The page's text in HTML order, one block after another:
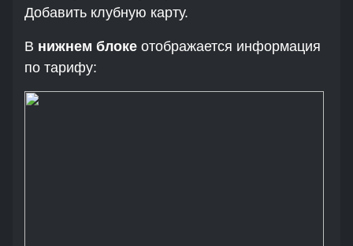
Добавить клубную карту.
В нижнем блоке отображается информация
по тарифу: